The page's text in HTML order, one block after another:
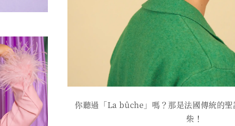
你聽過「La bûche」嗎？那是法國傳統的
柴！